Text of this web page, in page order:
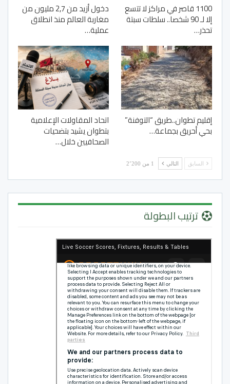
1100 قاصر في مراكز لا تتسع
إلا لـ 90 شخصا.. سلطات سبتة
تحذر…
دخول أزيد من 2,7 مليون من
مغاربة العالم منذ انطلاق
عملية…
إقليم تطوان..طريق “التوفنة”
بحي أحريق بجماعة…
اتحاد المقاولات الإعلامية
بتطوان يشيد بتضحيات
الصحافيين خلال…
السابق التالي 1 من 2٬200
ترتيب البطولة